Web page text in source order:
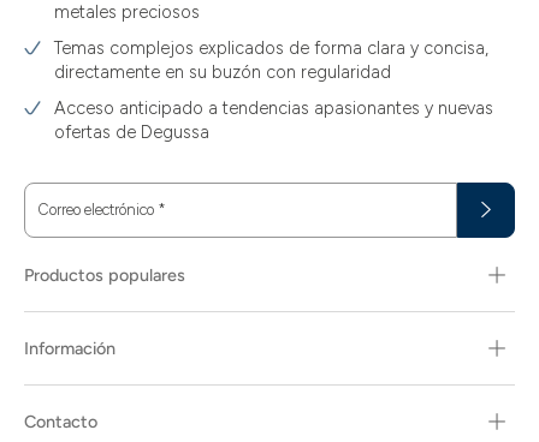
metales preciosos
Temas complejos explicados de forma clara y concisa,
directamente en su buzón con regularidad
Acceso anticipado a tendencias apasionantes y nuevas
ofertas de Degussa
Correo electrónico *
Productos populares
Información
Contacto